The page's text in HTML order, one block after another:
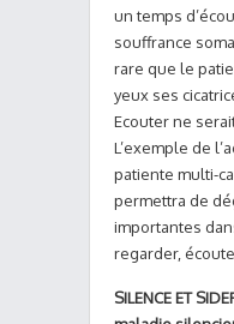
un temps
souffrance
rare que le
yeux ses
Ecouter ne
L’exemple de
patiente multi-
permettra de
importantes
regarder,
SILENCE ET